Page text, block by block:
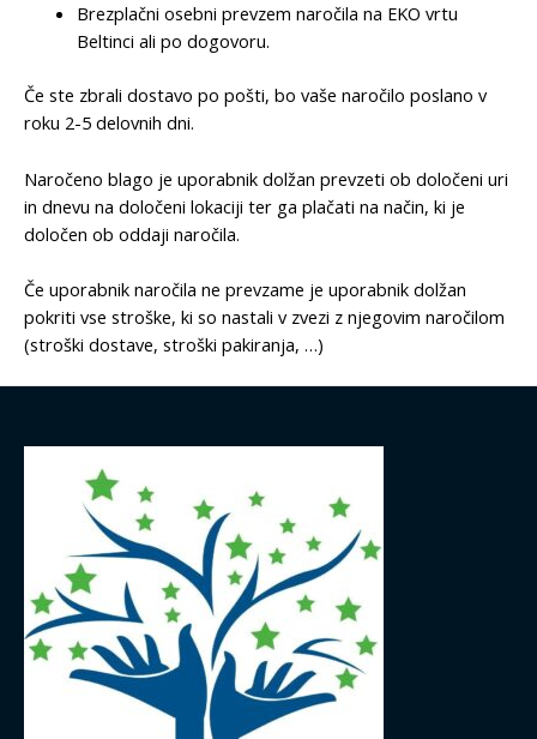
Brezplačni osebni prevzem naročila na EKO vrtu
Beltinci ali po dogovoru.
Če ste zbrali dostavo po pošti, bo vaše naročilo poslano v
roku 2-5 delovnih dni.
Naročeno blago je uporabnik dolžan prevzeti ob določeni uri
in dnevu na določeni lokaciji ter ga plačati na način, ki je
določen ob oddaji naročila.
Če uporabnik naročila ne prevzame je uporabnik dolžan
pokriti vse stroške, ki so nastali v zvezi z njegovim naročilom
(stroški dostave, stroški pakiranja, …)